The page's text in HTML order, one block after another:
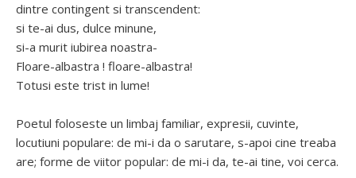
dintre contingent si transcendent:
si te-ai dus, dulce minune,
si-a murit iubirea noastra-
Floare-albastra ! floare-albastra!
Totusi este trist in lume!
Poetul foloseste un limbaj familiar, expresii, cuvinte,
locutiuni populare: de mi-i da o sarutare, s-apoi cine treaba
are; forme de viitor popular: de mi-i da, te-ai tine, voi cerca.